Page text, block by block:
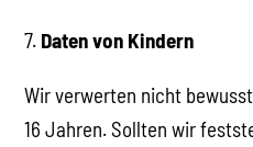
7. Daten von Kindern
Wir verwerten nicht
16 Jahren. Sollten wir